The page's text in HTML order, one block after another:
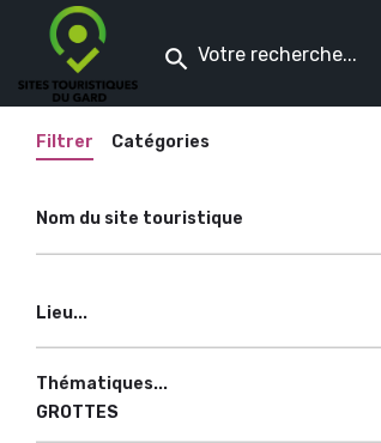
Filtrer Catégories
Nom du site touristique
Lieu...
Thématiques...
GROTTES